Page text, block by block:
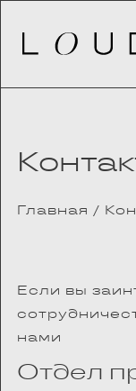
Главная /
Если вы
нами
Отдел